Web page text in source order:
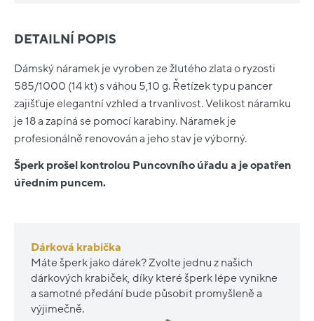
DETAILNÍ POPIS
Dámský náramek je vyroben ze žlutého zlata o ryzosti
585/1000 (14 kt) s váhou 5,10 g. Řetízek typu pancer
zajišťuje elegantní vzhled a trvanlivost. Velikost náramku
je 18 a zapíná se pomocí karabiny. Náramek je
profesionálně renovován a jeho stav je výborný.
Šperk prošel kontrolou Puncovního úřadu a je opatřen
úředním puncem.
Dárková krabička
Máte šperk jako dárek? Zvolte jednu z našich
dárkových krabiček, díky které šperk lépe vynikne
a samotné předání bude působit promyšleně a
výjimečně.